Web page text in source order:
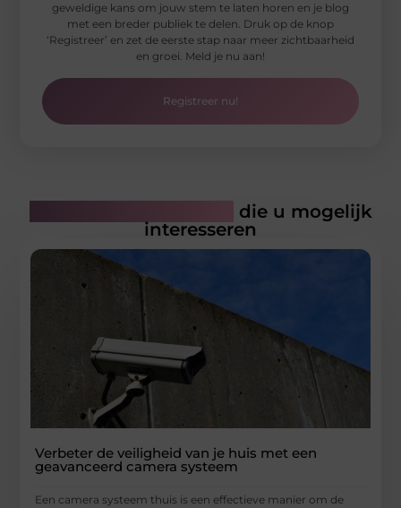
geweldige kans om jouw stem te laten horen en je blog
met een breder publiek te delen. Druk op de knop
‘Registreer’ en zet de eerste stap naar meer zichtbaarheid
en groei. Meld je nu aan!
Registreer nu!
die u mogelijk
interesseren
Verbeter de veiligheid van je huis met een
geavanceerd camera systeem
Een camera systeem thuis is een effectieve manier om de